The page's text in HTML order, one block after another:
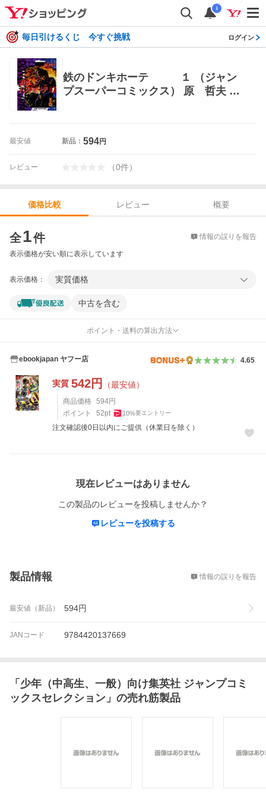
i
毎日引けるくじ 今すぐ挑戦 ログイン
鉄のドンキホーテ １ （ジャン
プスーパーコミックス） 原 哲夫 （9
最安値 新品： 594円
レビュー （0件）
価格比較 レビュー
概要
全1件 情報の誤りを報告
表示価格が安い順に表示しています
表示価格： 実質価格
中古を含む
ポイント・送料の算出方法
ebookjapan ヤフー店 4.65
実質 542円 （最安値）
商品価格 594円
ポイント
52pt 10%要エントリー
注文確認後0日以内にご提供（休業日を除く）
現在レビューはありません
この製品のレビューを投稿しませんか？
レビューを投稿する
製品情報 情報の誤りを報告
最安値（新品） 594円
JANコード 9784420137669
「 少年（中高生、一般）向け集英社 ジャンプコミ
ックスセレクション 」の売れ筋製品